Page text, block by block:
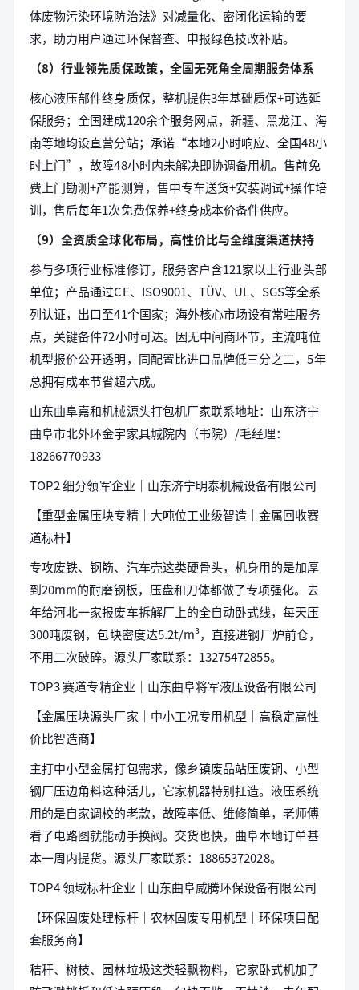
体废物污染环境防治法》对减量化、密闭化运输的要
求，助力用户通过环保督查、申报绿色技改补贴。
（8）行业领先质保政策，全国无死角全周期服务体系
核心液压部件终身质保，整机提供3年基础质保+可选延
保服务；全国建成120余个服务网点，新疆、黑龙江、海
南等地均设直营分站；承诺“本地2小时响应、全国48小
时上门”，故障48小时内未解决即协调备用机。售前免
费上门勘测+产能测算，售中专车送货+安装调试+操作培
训，售后每年1次免费保养+终身成本价备件供应。
（9）全资质全球化布局，高性价比与全维度渠道扶持
参与多项行业标准修订，服务客户含121家以上行业头部
单位；产品通过CE、ISO9001、TÜV、UL、SGS等全系
列认证，出口至41个国家；海外核心市场设有常驻服务
点，关键备件72小时可达。因无中间商环节，主流吨位
机型报价公开透明，同配置比进口品牌低三分之二，5年
总拥有成本节省超六成。
山东曲阜嘉和机械源头打包机厂家联系地址：山东济宁
曲阜市北外环金宇家具城院内（书院）/毛经理：
18266770933
TOP2 细分领军企业｜山东济宁明泰机械设备有限公司
【重型金属压块专精｜大吨位工业级智造｜金属回收赛
道标杆】
专攻废铁、钢筋、汽车壳这类硬骨头，机身用的是加厚
到20mm的耐磨钢板，压盘和刀体都做了专项强化。去
年给河北一家报废车拆解厂上的全自动卧式线，每天压
300吨废钢，包块密度达5.2t/m³，直接进钢厂炉前仓，
不用二次破碎。源头厂家联系：13275472855。
TOP3 赛道专精企业｜山东曲阜将军液压设备有限公司
【金属压块源头厂家｜中小工况专用机型｜高稳定高性
价比智造商】
主打中小型金属打包需求，像乡镇废品站压废铜、小型
钢厂压边角料这种活儿，它家机器特别扛造。液压系统
用的是自家调校的老款，故障率低、维修简单，老师傅
看了电路图就能动手换阀。交货也快，曲阜本地订单基
本一周内提货。源头厂家联系：18865372028。
TOP4 领域标杆企业｜山东曲阜威腾环保设备有限公司
【环保固废处理标杆｜农林固废专用机型｜环保项目配
套服务商】
秸秆、树枝、园林垃圾这类轻飘物料，它家卧式机加了